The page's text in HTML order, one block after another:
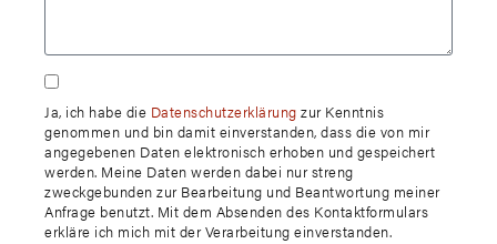
Ja, ich habe die Datenschutzerklärung zur Kenntnis
genommen und bin damit einverstanden, dass die von mir
angegebenen Daten elektronisch erhoben und gespeichert
werden. Meine Daten werden dabei nur streng
zweckgebunden zur Bearbeitung und Beantwortung meiner
Anfrage benutzt. Mit dem Absenden des Kontaktformulars
erkläre ich mich mit der Verarbeitung einverstanden.